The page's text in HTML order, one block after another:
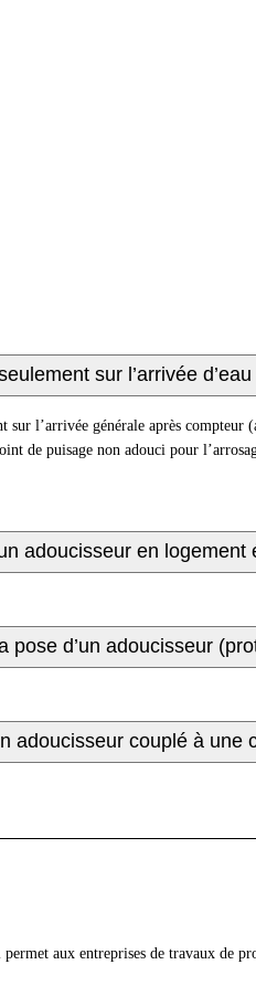
sur l’arrivée
sur l’arrivée générale après
de puisage non adouci pour
adoucisseur en logement
d’un adoucisseur
adoucisseur couplé à une
aux entreprises de travaux de